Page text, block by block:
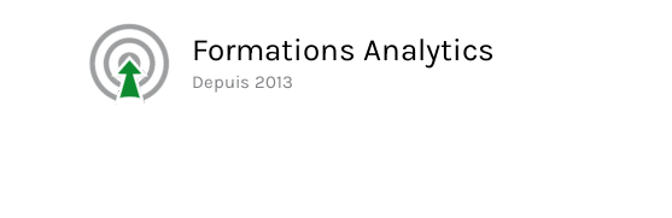
Formations Analytics
Depuis 2013